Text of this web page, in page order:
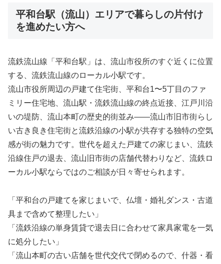
平和台駅（流山）エリアで暮らしの片付け
を進めたい方へ
流鉄流山線「平和台駅」は、流山市役所のすぐ近くに位置
する、流鉄流山線のローカル小駅です。
流山市役所周辺の戸建て住宅街、平和台1〜5丁目のファ
ミリー住宅地、流山駅・流鉄流山線の終点近接、江戸川沿
いの堤防、流山本町の歴史的街並み――流山市旧市街らし
い古き良き住宅街と流鉄沿線の小駅が共存する独特の空気
感が街の魅力です。世代を超えた戸建ての家じまい、流鉄
沿線住戸の退去、流山旧市街の店舗代替わりなど、流鉄ロ
ーカル小駅ならではのご相談が日々寄せられます。
「平和台の戸建てを家じまいで、仏壇・婚礼ダンス・古道
具まで含めて整理したい」
「流鉄沿線の単身賃貸で退去日に合わせて家具家電を一気
に処分したい」
「流山本町の古い店舗を世代交代で閉めるので、什器・看